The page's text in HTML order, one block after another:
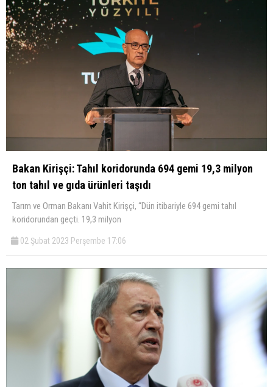
Bakan Kirişçi: Tahıl koridorunda 694 gemi 19,3 milyon
ton tahıl ve gıda ürünleri taşıdı
Tarım ve Orman Bakanı Vahit Kirişçi, “Dün itibariyle 694 gemi tahıl
koridorundan geçti. 19,3 milyon
02 Şubat 2023 Perşembe 17:06